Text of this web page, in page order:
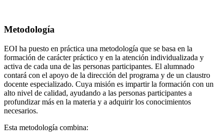
Metodología
EOI ha puesto en práctica una metodología que se basa en la
formación de carácter práctico y en la atención individualizada y
activa de cada una de las personas participantes. El alumnado
contará con el apoyo de la dirección del programa y de un claustro
docente especializado. Cuya misión es impartir la formación con un
alto nivel de calidad, ayudando a las personas participantes a
profundizar más en la materia y a adquirir los conocimientos
necesarios.
Esta metodología combina: